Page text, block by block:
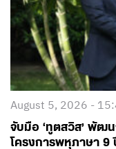
August 5, 2026 -
จับมือ ‘ทูตสวิส’ พัฒ
โครงการพหุภาษา 9